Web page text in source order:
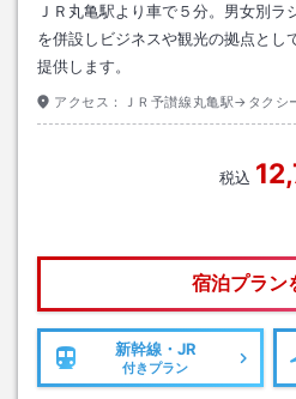
ＪＲ丸亀駅より車で５分。男女別
を併設しビジネスや観光の拠点とし
提供します。
アクセス： ＪＲ予讃線丸亀駅→タクシ
税込
宿泊プラン
新幹線・JR
付きプラン